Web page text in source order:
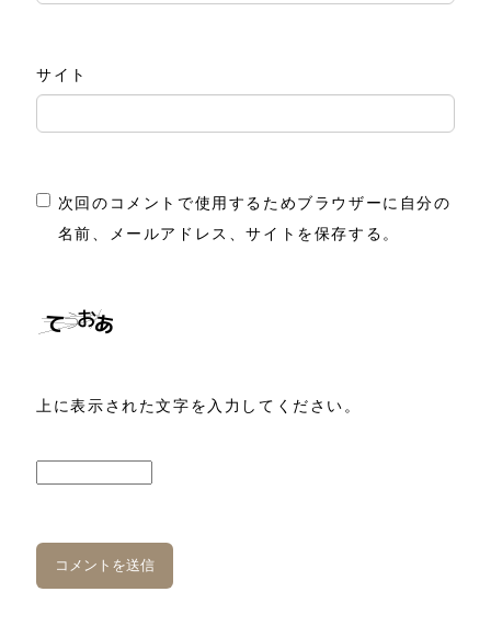
サイト
次回のコメントで使用するためブラウザーに自分の
名前、メールアドレス、サイトを保存する。
上に表示された文字を入力してください。